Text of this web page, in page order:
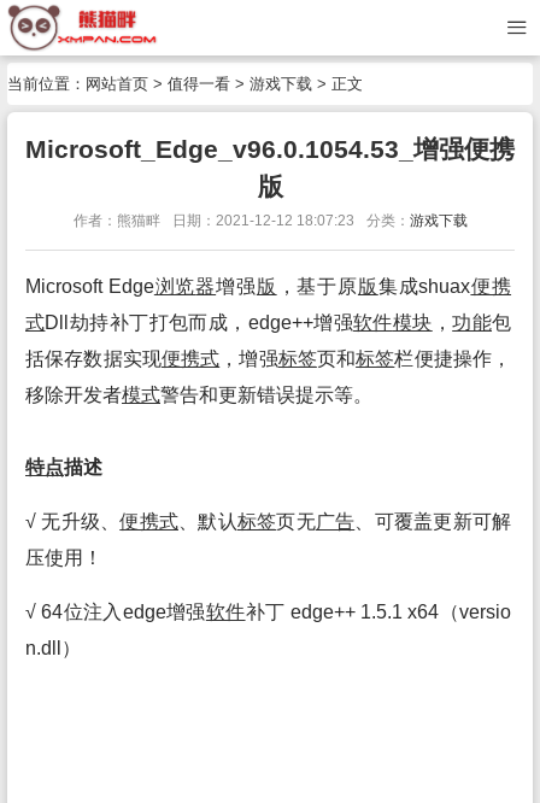
当前位置： 网站首页 > 值得一看 > 游戏下载 > 正文
Microsoft_Edge_v96.0.1054.53_增强便携
版
作者：熊猫畔 日期：2021-12-12 18:07:23 分类： 游戏下载
Microsoft Edge浏览器增强版 ，基于原版集成shuax便携
式Dll劫持补丁打包而成，edge++增强软件模块 ，功能包
括保存数据实现便携式 ，增强标签页和标签栏便捷操作，
移除开发者模式警告和更新错误提示等。
特点描述
√ 无升级、便携式 、默认标签页无广告 、可覆盖更新可解
压使用！
√ 64位注入edge增强软件补丁 edge++ 1.5.1 x64（versio
n.dll）